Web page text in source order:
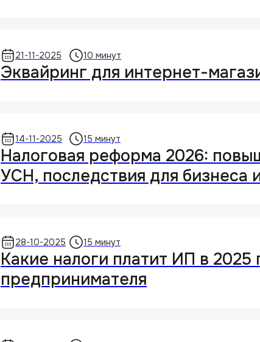
21-11-2025 10 минут
Эквайринг для интернет-
14-11-2025 15 минут
Налоговая реформа 2026:
УСН, последствия для бизнеса
28-10-2025 15 минут
Какие налоги платит ИП в
предпринимателя